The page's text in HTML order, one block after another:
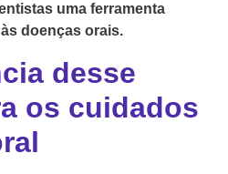
uma ferramenta
doenças orais.
desse
os cuidados